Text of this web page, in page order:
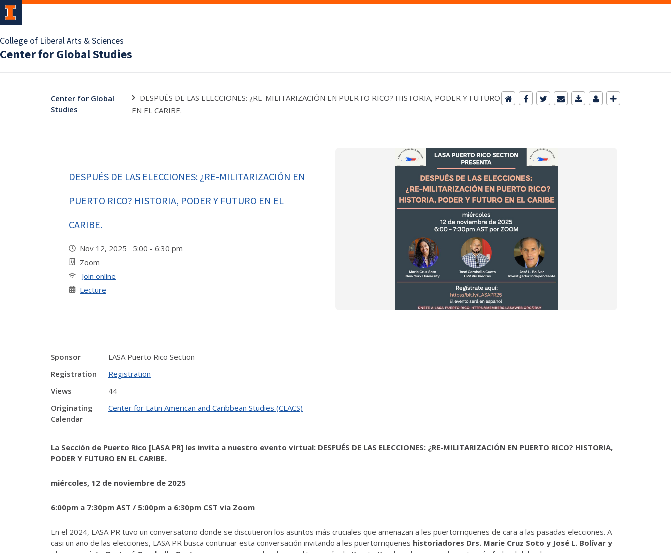
College of Liberal Arts & Sciences
Center for Global Studies
Center for Global
Studies
DESPUÉS DE LAS ELECCIONES: ¿RE-MILITARIZACIÓN EN PUERTO RICO? HISTORIA, PODER Y FUTURO
EN EL CARIBE.
DESPUÉS DE LAS ELECCIONES: ¿RE-MILITARIZACIÓN EN
PUERTO RICO? HISTORIA, PODER Y FUTURO EN EL
CARIBE.
Nov 12, 2025 5:00 - 6:30 pm
Zoom
Join online
Lecture
Sponsor
LASA Puerto Rico Section
Registration
Registration
Views
44
Originating
Calendar
Center for Latin American and Caribbean Studies (CLACS)
La Sección de Puerto Rico [LASA PR] les invita a nuestro evento virtual: DESPUÉS DE LAS ELECCIONES: ¿RE-MILITARIZACIÓN EN PUERTO RICO? HISTORIA,
PODER Y FUTURO EN EL CARIBE.
miércoles, 12 de noviembre de 2025
6:00pm a 7:30pm AST / 5:00pm a 6:30pm CST via Zoom
En el 2024, LASA PR tuvo un conversatorio donde se discutieron los asuntos más cruciales que amenazan a les puertorriqueñes de cara a las pasadas elecciones. A
casi un año de las elecciones, LASA PR busca continuar esta conversación invitando a les puertorriqueñes historiadores Drs. Marie Cruz Soto y José L. Bolívar y